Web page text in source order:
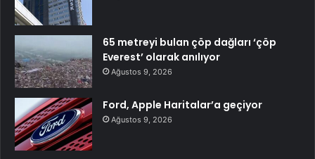
65 metreyi bulan çöp dağları ‘çöp
Everest’ olarak anılıyor
Ağustos 9, 2026
Ford, Apple Haritalar’a geçiyor
Ağustos 9, 2026